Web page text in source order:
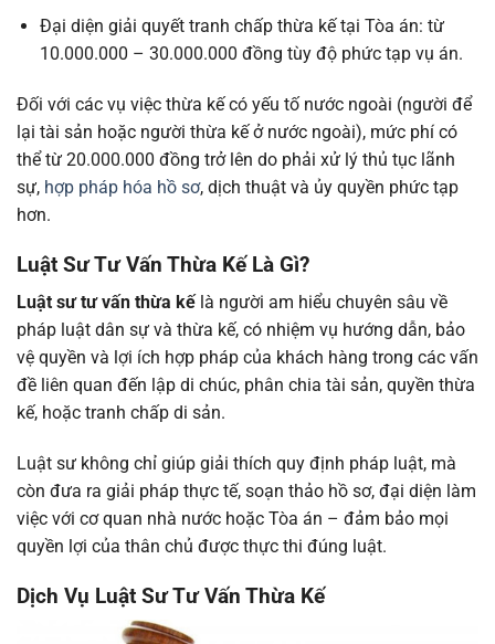
Đại diện giải quyết tranh chấp thừa kế tại Tòa án: từ
10.000.000 – 30.000.000 đồng tùy độ phức tạp vụ án.
Đối với các vụ việc thừa kế có yếu tố nước ngoài (người để
lại tài sản hoặc người thừa kế ở nước ngoài), mức phí có
thể từ 20.000.000 đồng trở lên do phải xử lý thủ tục lãnh
sự, hợp pháp hóa hồ sơ, dịch thuật và ủy quyền phức tạp
hơn.
Luật Sư Tư Vấn Thừa Kế Là Gì?
Luật sư tư vấn thừa kếlà người am hiểu chuyên sâu về
pháp luật dân sự và thừa kế, có nhiệm vụ hướng dẫn, bảo
vệ quyền và lợi ích hợp pháp của khách hàng trong các vấn
đề liên quan đến lập di chúc, phân chia tài sản, quyền thừa
kế, hoặc tranh chấp di sản.
Luật sư không chỉ giúp giải thích quy định pháp luật, mà
còn đưa ra giải pháp thực tế, soạn thảo hồ sơ, đại diện làm
việc với cơ quan nhà nước hoặc Tòa án – đảm bảo mọi
quyền lợi của thân chủ được thực thi đúng luật.
Dịch Vụ Luật Sư Tư Vấn Thừa Kế